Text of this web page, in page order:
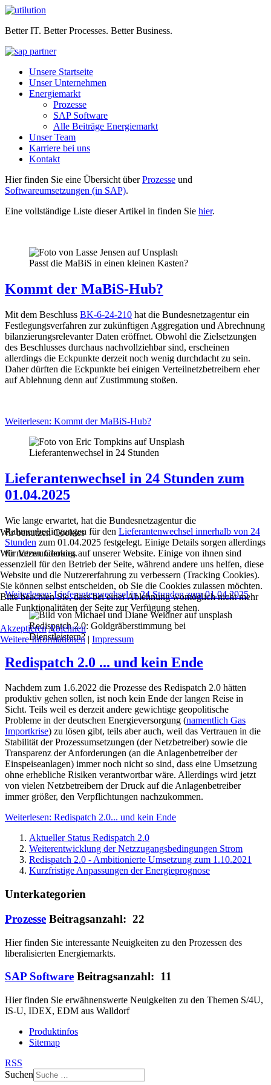
Better IT. Better Processes. Better Business.
Unsere Startseite
Unser Unternehmen
Energiemarkt
Prozesse
SAP Software
Alle Beiträge Energiemarkt
Unser Team
Karriere bei uns
Kontakt
Hier finden Sie eine Übersicht überProzesse und
Softwareumsetzungen (in SAP).
Eine vollständige Liste dieser Artikel in finden Sie hier.
Passt die MaBiS in einen kleinen Kasten?
Kommt der MaBiS-Hub?
Mit dem Beschluss BK-6-24-210 hat die Bundesnetzagentur ein
Festlegungsverfahren zur zukünftigen Aggregation und Abrechnung
bilanzierungsrelevanter Daten eröffnet. Obwohl die Zielsetzungen
des Beschlusses durchaus nachvollziehbar sind, erscheinen
allerdings die Eckpunkte derzeit noch wenig durchdacht zu sein.
Daher dürften die Eckpunkte bei einigen Verteilnetzbetreibern eher
auf Ablehnung denn auf Zustimmung stoßen.
Weiterlesen: Kommt der MaBiS-Hub?
Lieferantenwechsel in 24 Stunden
Lieferantenwechsel in 24 Stunden zum
01.04.2025
Wie lange erwartet, hat die Bundesnetzagentur die
Rahmenbedingungen für den Lieferantenwechsel innerhalb von 24
Stunden zum 01.04.2025 festgelegt. Einige Details sorgen allerdings
für Verwunderung.
Weiterlesen: Lieferantenwechsel in 24 Stunden zum 01.04.2025
Redispatch 2.0: Goldgräberstimmung bei
Dienstleistern?
Redispatch 2.0 ... und kein Ende
Nachdem zum 1.6.2022 die Prozesse des Redispatch 2.0 hätten
produktiv gehen sollen, ist noch kein Ende der langen Reise in
Sicht. Teils weil es derzeit andere gewichtige geopolitische
Probleme in der deutschen Energieversorgung (namentlich Gas
Importkrise) zu lösen gibt, teils aber auch, weil das Vertrauen in die
Stabilität der Prozessumsetzungen (der Netzbetreiber) sowie die
Transparenz der Anforderungen (an die Anlagenbetreiber der
Einspeiseanlagen) immer noch nicht so sind, dass eine Umsetzung
ohne erhebliche Risiken verantwortbar wäre. Allerdings wird jetzt
von vielen Netzbetreibern der Druck auf die Anlagenbetreiber
immer größer, den Verpflichtungen nachzukommen.
Weiterlesen: Redispatch 2.0... und kein Ende
Aktueller Status Redispatch 2.0
Weiterentwicklung der Netzzugangsbedingungen Strom
Redispatch 2.0 - Ambitionierte Umsetzung zum 1.10.2021
Kurzfristige Anpassungen der Energieprognose
Unterkategorien
Prozesse Beitragsanzahl: 22
Hier finden Sie interessante Neuigkeiten zu den Prozessen des
liberalisierten Energiemarkts.
SAP Software Beitragsanzahl: 11
Hier finden Sie erwähnenswerte Neuigkeiten zu den Themen S/4U,
IS-U, IDEX, EDM aus Walldorf
Produktinfos
Sitemap
RSS
Suchen
Wir benutzen Cookies
Wir nutzen Cookies auf unserer Website. Einige von ihnen sind
essenziell für den Betrieb der Seite, während andere uns helfen, diese
Website und die Nutzererfahrung zu verbessern (Tracking Cookies).
Sie können selbst entscheiden, ob Sie die Cookies zulassen möchten.
Bitte beachten Sie, dass bei einer Ablehnung womöglich nicht mehr
alle Funktionalitäten der Seite zur Verfügung stehen.
AkzeptierenAblehnen
Weitere Informationen | Impressum